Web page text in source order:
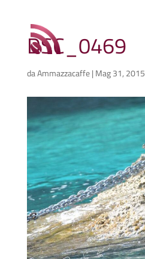
DSC_0469
daAmmazzacaffe| Mag 31, 2015